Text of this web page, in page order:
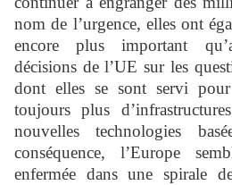
nom de l’urgence, elles ont
encore plus important
décisions de l’UE sur les
dont elles se sont servi
toujours plus
nouvelles technologies
conséquence, l’Europe
enfermée dans une spirale